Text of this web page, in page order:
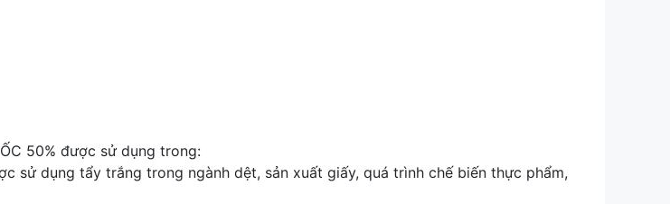
50% được sử dụng trong:
sử dụng tẩy trắng trong ngành dệt, sản xuất giấy, quá trình chế biến thực phẩm,